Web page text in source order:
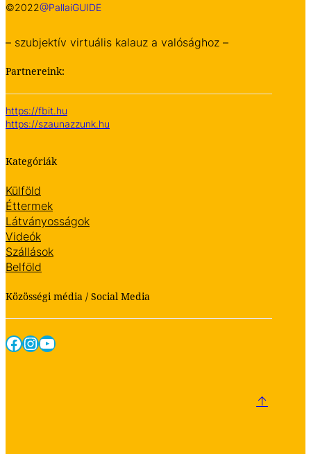
©2022@PallaiGUIDE
– szubjektív virtuális kalauz a valósághoz –
Partnereink:
https://fbit.hu
https://szaunazzunk.hu
Kategóriák
Külföld
Éttermek
Látványosságok
Videók
Szállások
Belföld
Közösségi média / Social Media
Facebook InstagramYouTube
↑